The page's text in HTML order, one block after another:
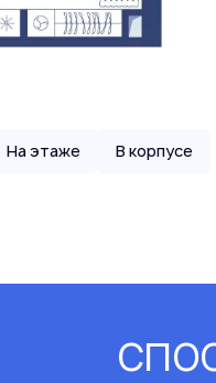
На этаже В корпусе